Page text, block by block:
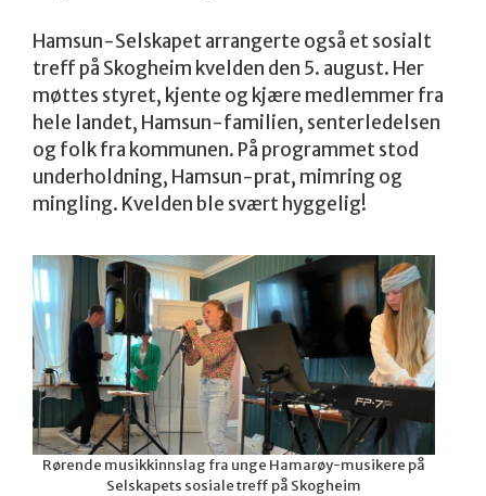
Hamsun-Selskapet arrangerte også et sosialt
treff på Skogheim kvelden den 5. august. Her
møttes styret, kjente og kjære medlemmer fra
hele landet, Hamsun-familien, senterledelsen
og folk fra kommunen. På programmet stod
underholdning, Hamsun-prat, mimring og
mingling. Kvelden ble svært hyggelig!
Rørende musikkinnslag fra unge Hamarøy-musikere på
Selskapets sosiale treff på Skogheim